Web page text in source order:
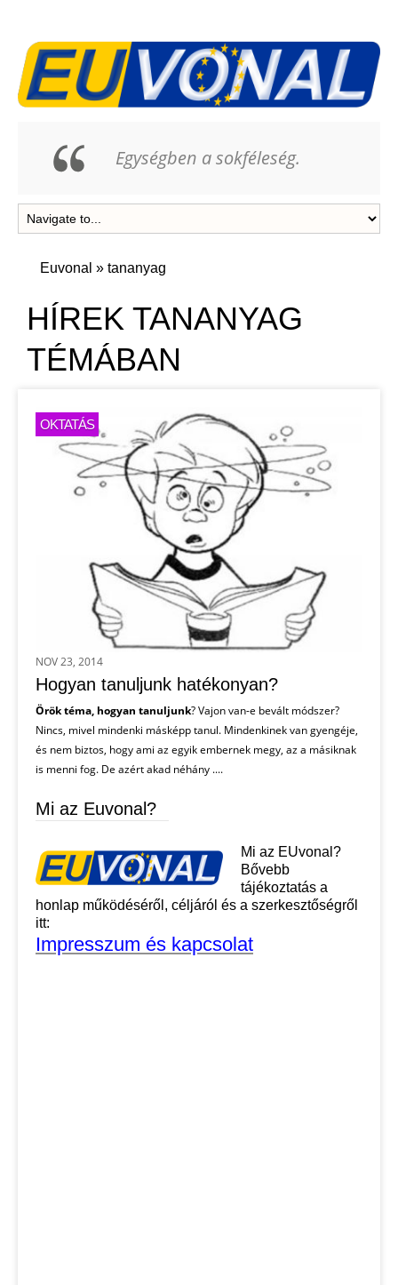
Egységben a sokféleség.
Euvonal » tananyag
HÍREK TANANYAG
TÉMÁBAN
OKTATÁS
NOV 23, 2014
Hogyan tanuljunk hatékonyan?
Örök téma, hogyan tanuljunk? Vajon van-e bevált módszer?
Nincs, mivel mindenki másképp tanul. Mindenkinek van gyengéje,
és nem biztos, hogy ami az egyik embernek megy, az a másiknak
is menni fog. De azért akad néhány ....
Mi az Euvonal?
Mi az EUvonal?
Bővebb
tájékoztatás a
honlap működéséről, céljáról és a szerkesztőségről
itt:
Impresszum és kapcsolat